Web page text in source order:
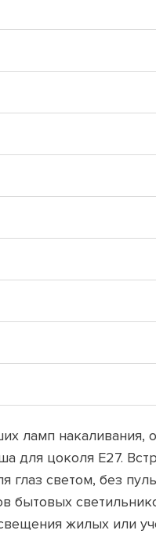
ламп
для цоколя Е27.
светом, без
бытовых
жилых или